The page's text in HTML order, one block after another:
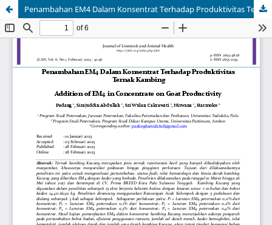
Penambahan EM4 Dalam Konsentrat Terhadap Produktivitas Ternak Kambing